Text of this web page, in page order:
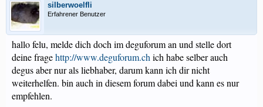
silberwoelfli
Erfahrener Benutzer
hallo felu, melde dich doch im deguforum an und stelle dort
deine fragehttp://www.deguforum.ch ich habe selber auch
degus aber nur als liebhaber, darum kann ich dir nicht
weiterhelfen. bin auch in diesem forum dabei und kann es nur
empfehlen.